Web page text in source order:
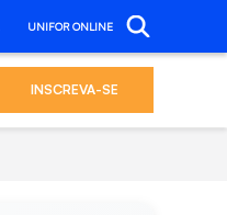
UNIFOR ONLINE
INSCREVA-SE